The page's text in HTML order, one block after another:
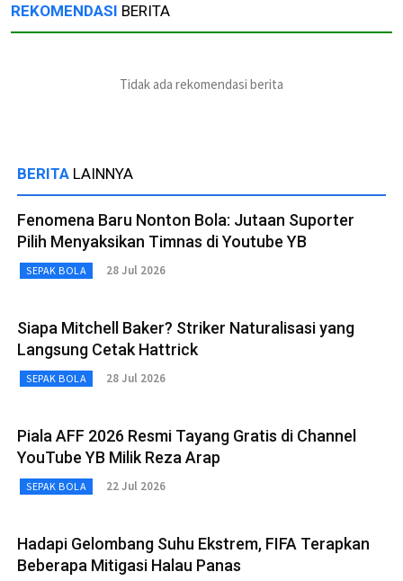
REKOMENDASI BERITA
Tidak ada rekomendasi berita
BERITA LAINNYA
Fenomena Baru Nonton Bola: Jutaan Suporter
Pilih Menyaksikan Timnas di Youtube YB
SEPAK BOLA 28 Jul 2026
Siapa Mitchell Baker? Striker Naturalisasi yang
Langsung Cetak Hattrick
SEPAK BOLA 28 Jul 2026
Piala AFF 2026 Resmi Tayang Gratis di Channel
YouTube YB Milik Reza Arap
SEPAK BOLA 22 Jul 2026
Hadapi Gelombang Suhu Ekstrem, FIFA Terapkan
Beberapa Mitigasi Halau Panas